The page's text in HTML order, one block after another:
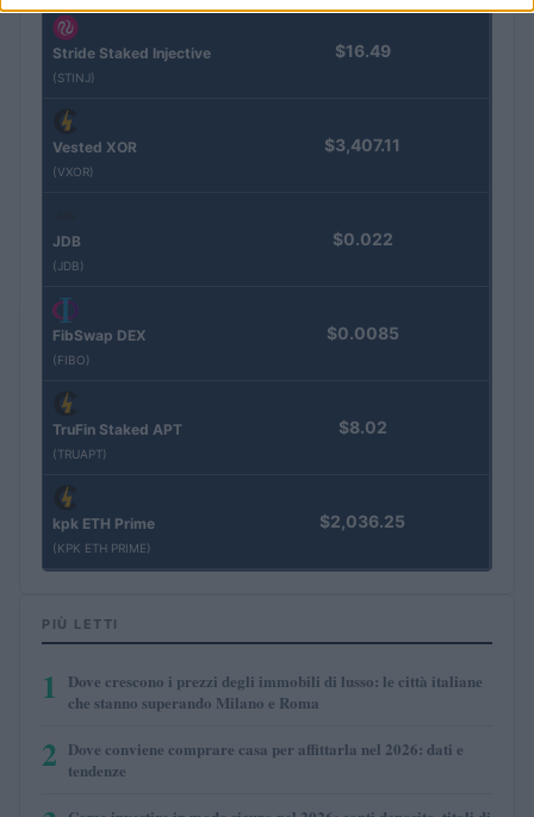
Stride Staked Injective
(STINJ)
$16.49
Vested XOR
(VXOR)
$3,407.11
JDB
(JDB)
$0.022
FibSwap DEX
(FIBO)
$0.0085
TruFin Staked APT
(TRUAPT)
$8.02
kpk ETH Prime
(KPK ETH PRIME)
$2,036.25
PIÙ LETTI
1
Dove crescono i prezzi degli immobili di lusso: le città italiane
che stanno superando Milano e Roma
2 Dove conviene comprare casa per affittarla nel 2026: dati e
tendenze